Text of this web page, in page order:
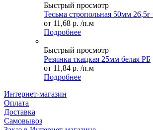
Быстрый просмотр
Тесьма стропольная 50мм 26,5г
от 11,68 р. /п.м
Подробнее
Быстрый просмотр
Резинка ткацкая 25мм белая РБ
от 11,84 р. /п.м
Подробнее
Интернет-магазин
Оплата
Доставка
Самовывоз